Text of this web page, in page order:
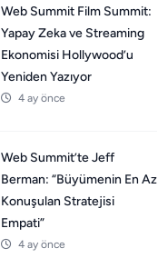
Web Summit Film Summit:
Yapay Zeka ve Streaming
Ekonomisi Hollywood’u
Yeniden Yazıyor
4 ay önce
Web Summit’te Jeff
Berman: “Büyümenin En Az
Konuşulan Stratejisi
Empati”
4 ay önce